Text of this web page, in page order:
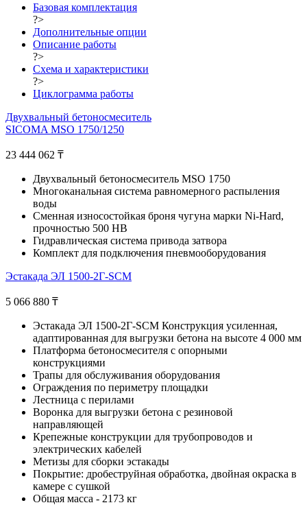
Базовая комплектация
?>
Дополнительные опции
Описание работы
?>
Схема и характеристики
?>
Циклограмма работы
Двухвальный бетоносмеситель
SICOMA MSO 1750/1250
23 444 062 ₸
Двухвальный бетоносмеситель MSO 1750
Многоканальная система равномерного распыления
воды
Сменная износостойкая броня чугуна марки Ni-Hard,
прочностью 500 НВ
Гидравлическая система привода затвора
Комплект для подключения пневмооборудования
Эстакада ЭЛ 1500-2Г-SCM
5 066 880 ₸
Эстакада ЭЛ 1500-2Г-SCM Конструкция усиленная,
адаптированная для выгрузки бетона на высоте 4 000 мм
Платформа бетоносмесителя с опорными
конструкциями
Трапы для обслуживания оборудования
Ограждения по периметру площадки
Лестница с перилами
Воронка для выгрузки бетона с резиновой
направляющей
Крепежные конструкции для трубопроводов и
электрических кабелей
Метизы для сборки эстакады
Покрытие: дробеструйная обработка, двойная окраска в
камере с сушкой
Общая масса - 2173 кг